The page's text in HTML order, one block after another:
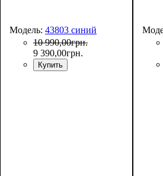
Модель: 43803 синий
10 990,00грн.
9 390,00грн.
Купить